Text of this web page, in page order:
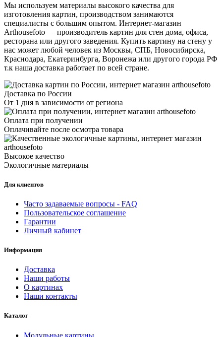
Мы используем материалы высокого качества для
изготовления картин, производством занимаются
специалисты с большим опытом. Интернет-магазин
Arthousefoto — производитель картин для стен дома, офиса,
ресторана или другого заведения. Купить картину на стену у
нас может любой человек из Москвы, СПБ, Новосибирска,
Краснодара, Екатеринбурга, Воронежа или другого города РФ
т.к наша доставка работает по всей стране.
Доставка по России
От 1 дня в зависимости от региона
Оплата при получении
Оплачивайте после осмотра товара
Высокое качество
Экологичные материалы
Для клиентов
Часто задаваемые вопросы - FAQ
Пользовательское соглашение
Гарантии
Личный кабинет
Информация
Доставка
Наши работы
О картинах
Наши контакты
Каталог
Модульные картины